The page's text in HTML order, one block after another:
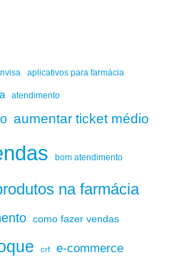
aplicativos para farmácia
atendimento
aumentar ticket médio
bom atendimento
na farmácia
como fazer vendas
crf e-commerce